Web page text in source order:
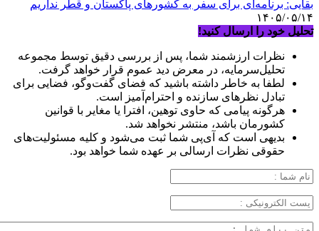
بقایی: برنامه‌ای برای سفر به کشورهای پاکستان و قطر نداریم
۱۴۰۵/۰۵/۱۴
تحلیل خود را ارسال کنید!
نظرات ارزشمند شما، پس از بررسی دقیق توسط مجموعه
تحلیل‌سرمایه، در معرض دید عموم قرار خواهد گرفت.
لطفا به خاطر داشته باشید که فضای گفت‌وگو، فضایی برای
تبادل نظرهای سازنده و احترام‌آمیز است.
هرگونه پیامی که حاوی توهین، افترا یا مغایر با قوانین
کشورمان باشد، منتشر نخواهد شد.
بدیهی است که آی‌پی شما ثبت می‌شود و کلیه مسئولیت‌های
حقوقی نظرات ارسالی بر عهده شما خواهد بود.